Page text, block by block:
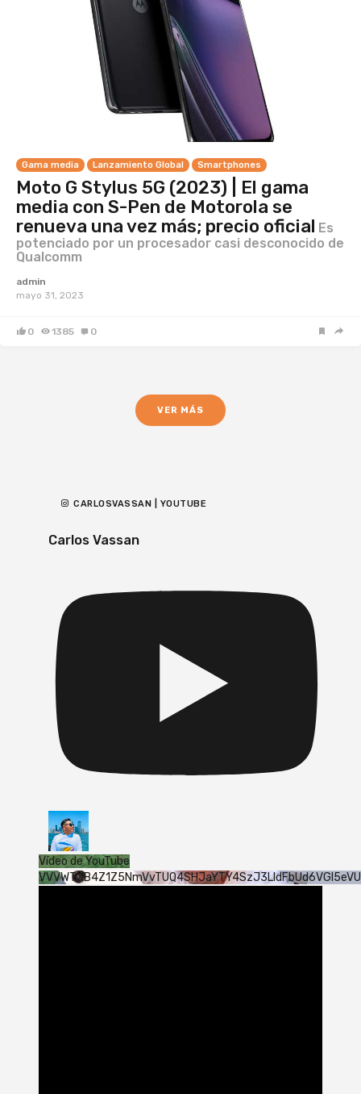
Gama media Lanzamiento Global Smartphones
Moto G Stylus 5G (2023) | El gama
media con S-Pen de Motorola se
renueva una vez más; precio oficial Es
potenciado por un procesador casi desconocido de
Qualcomm
admin
mayo 31, 2023
0 1385 0
VER MÁS
CARLOSVASSAN | YOUTUBE
Carlos Vassan
Vídeo de YouTube